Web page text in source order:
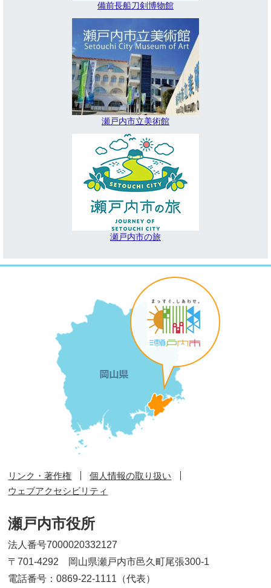
備前長船刀剣博物館
瀬戸内市立美術館
瀬戸内市の旅
リンク・著作権
個人情報の取り扱い
ウェブアクセシビリティ
瀬戸内市役所
法人番号7000020332127
〒701-4292 岡山県瀬戸内市邑久町尾張300-1
電話番号：0869-22-1111（代表）